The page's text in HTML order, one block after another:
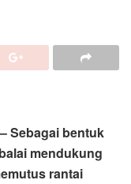
Sebagai bentuk
mendukung
rantai